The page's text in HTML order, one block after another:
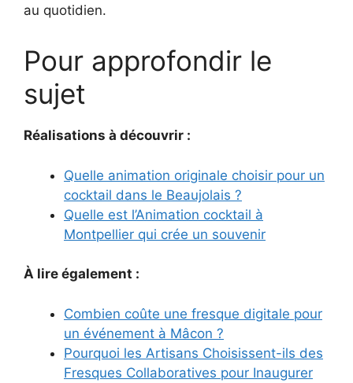
au quotidien.
Pour approfondir le
sujet
Réalisations à découvrir :
Quelle animation originale choisir pour un
cocktail dans le Beaujolais ?
Quelle est l’Animation cocktail à
Montpellier qui crée un souvenir
À lire également :
Combien coûte une fresque digitale pour
un événement à Mâcon ?
Pourquoi les Artisans Choisissent-ils des
Fresques Collaboratives pour Inaugurer